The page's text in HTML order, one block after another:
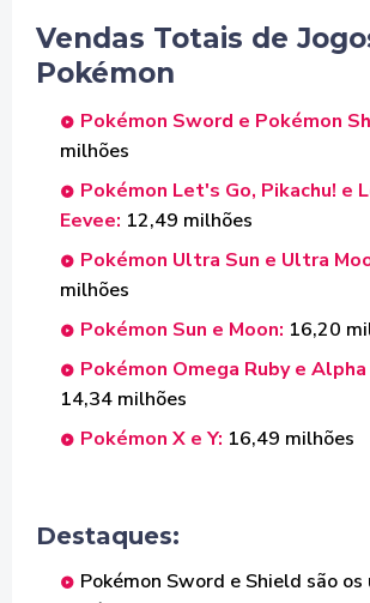
Vendas Totais de
Pokémon
Pokémon Sword e Pokémon
milhões
Pokémon Let's Go, Pikachu! e
Eevee: 12,49 milhões
Pokémon Ultra Sun e Ultra
milhões
Pokémon Sun e Moon: 16,20
Pokémon Omega Ruby e
14,34 milhões
Pokémon X e Y: 16,49 milhões
Destaques:
Pokémon Sword e Shield são os